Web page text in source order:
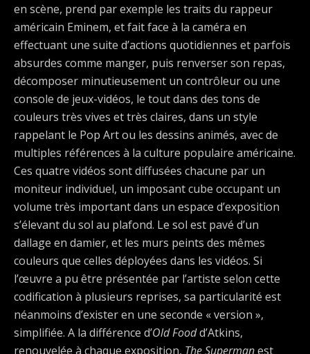
en scène, prend par exemple les traits du rappeur
américain Eminem, et fait face à la caméra en
effectuant une suite d’actions quotidiennes et parfois
absurdes comme manger, puis renverser son repas,
décomposer minutieusement un contrôleur ou une
console de jeux-vidéos, le tout dans des tons de
couleurs très vives et très claires, dans un style
rappelant le Pop Art ou les dessins animés, avec de
multiples références à la culture populaire américaine.
Ces quatre vidéos sont diffusées chacune par un
moniteur individuel, un imposant cube occupant un
volume très important dans un espace d’exposition
s’élevant du sol au plafond. Le sol est pavé d’un
dallage en damier, et les murs peints des mêmes
couleurs que celles déployées dans les vidéos. Si
l’œuvre a pu être présentée par l’artiste selon cette
codification à plusieurs reprises, sa particularité est
néanmoins d’exister en une seconde « version »,
simplifiée. A la différence d’Old Foodd’Atkins,
renouvelée à chaque exposition, The Supermanest